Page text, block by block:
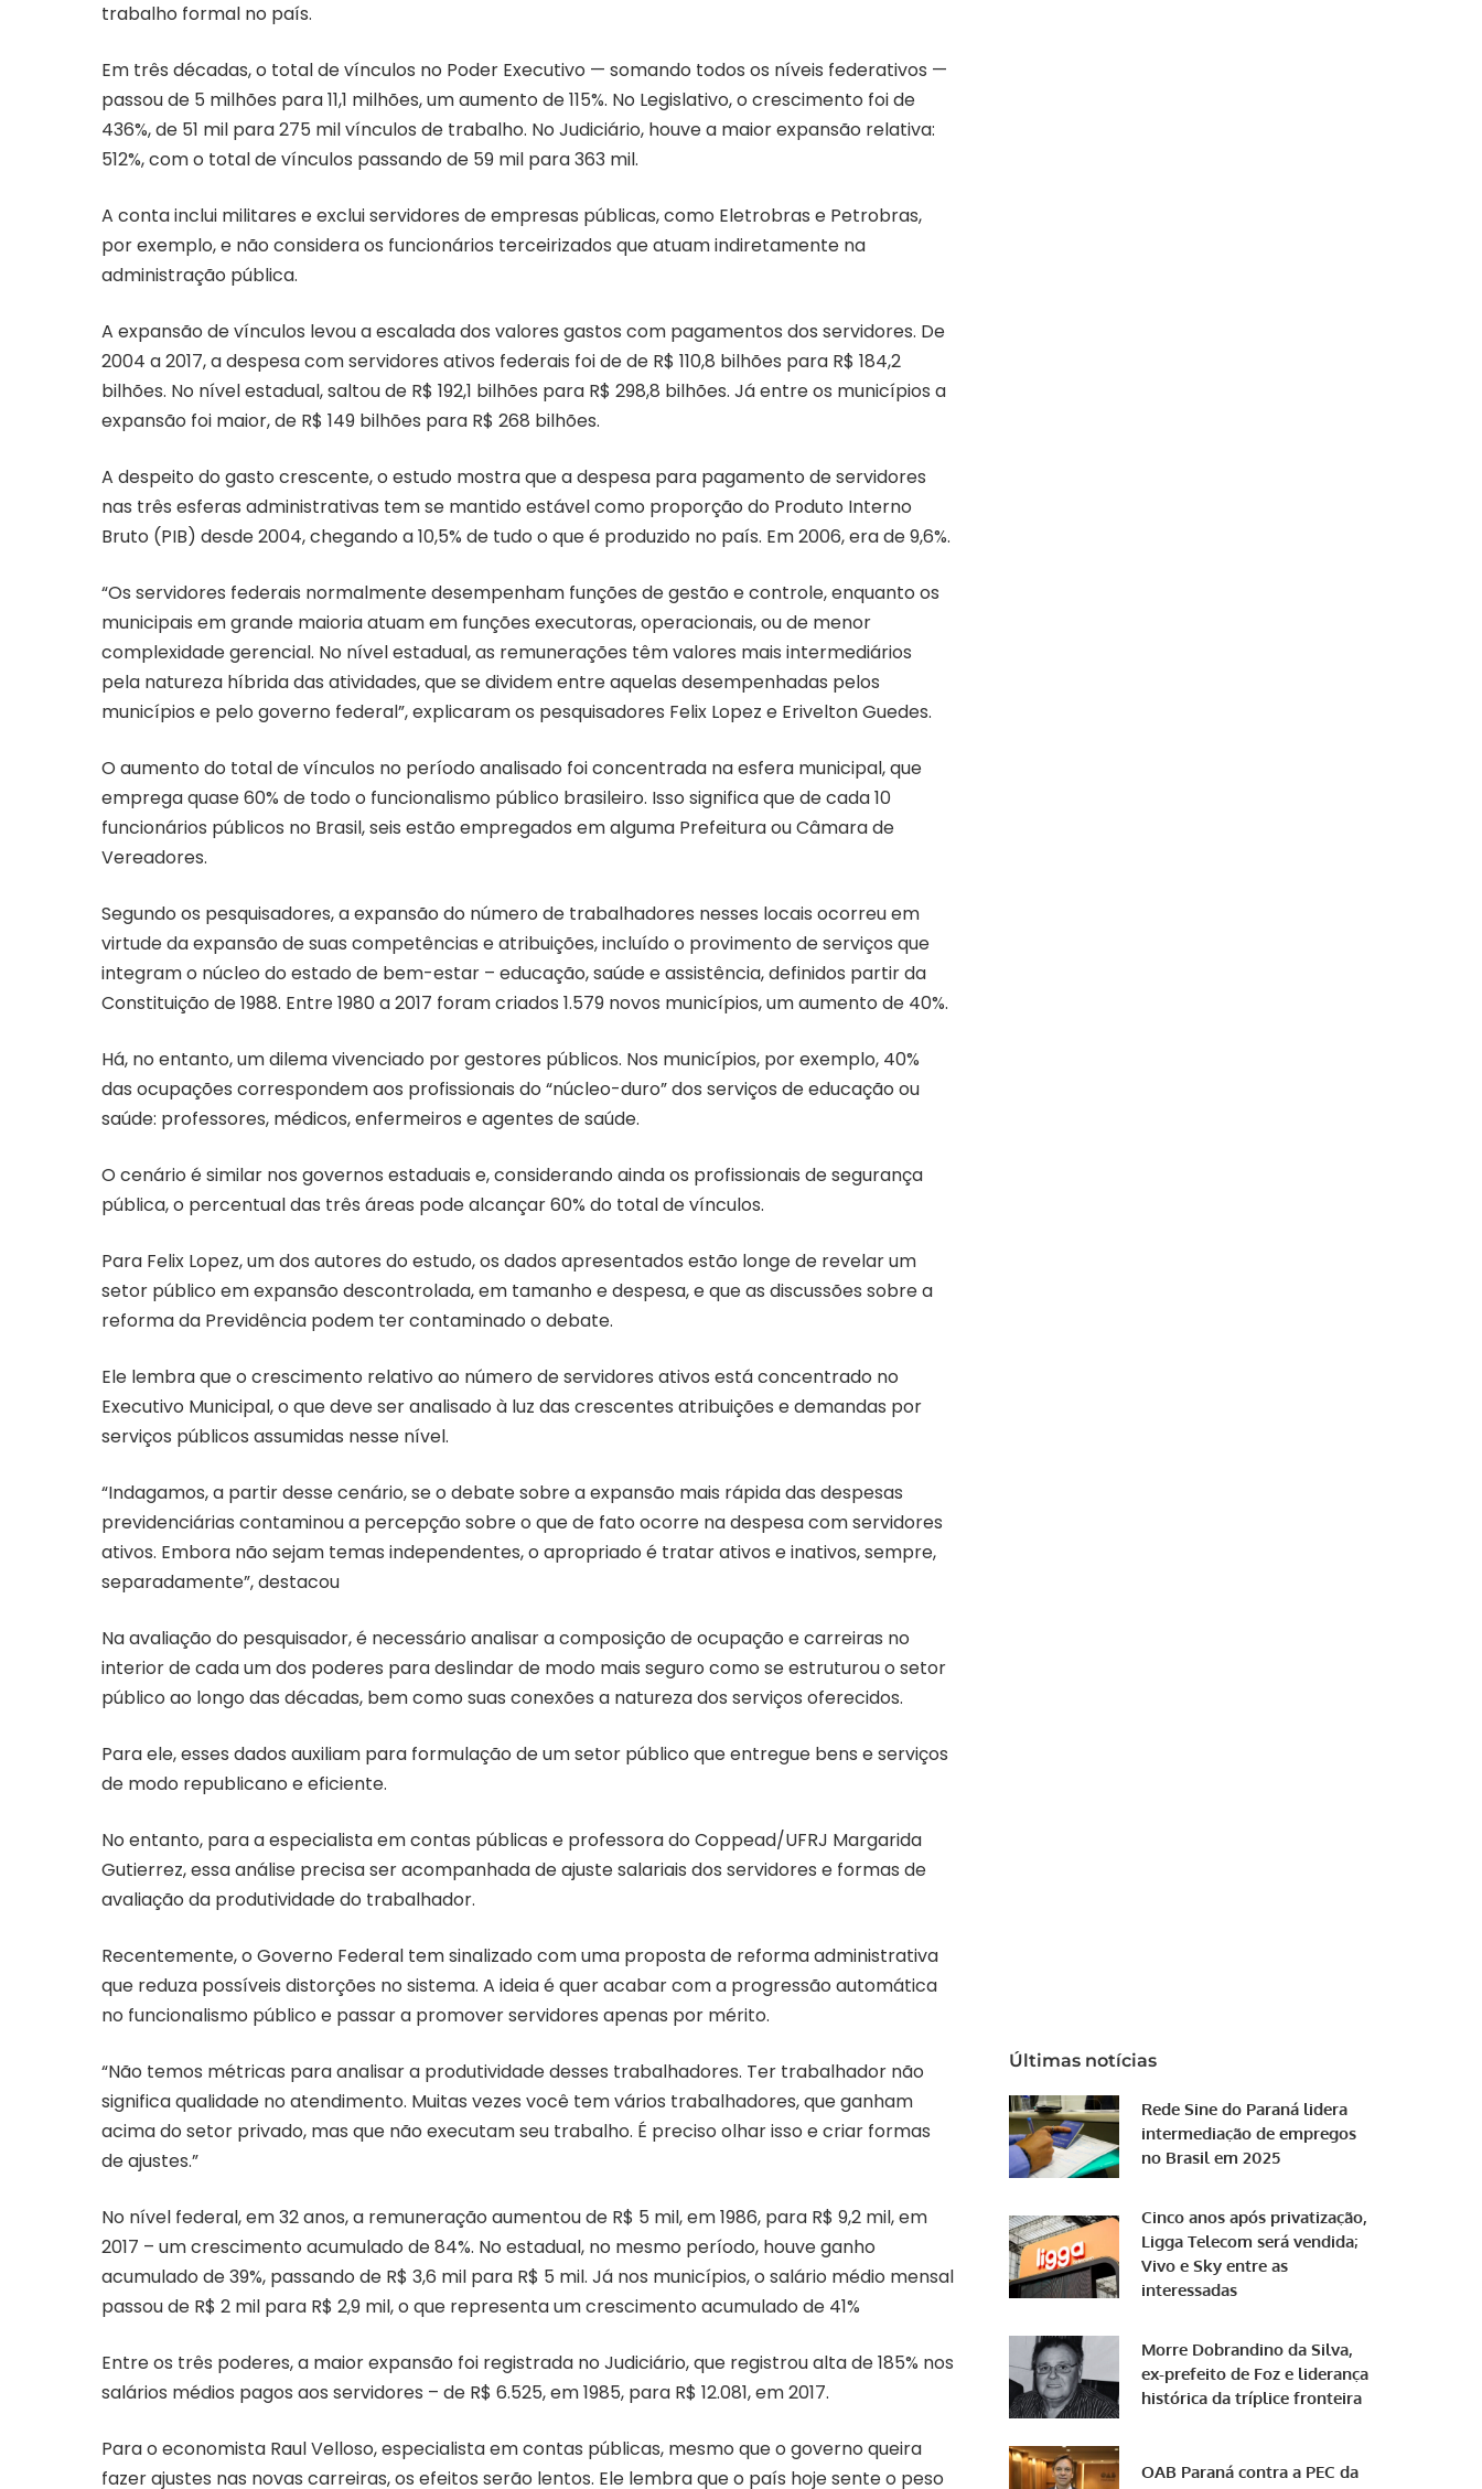
trabalho formal no país.
Em três décadas, o total de vínculos no Poder Executivo — somando todos os níveis federativos —
passou de 5 milhões para 11,1 milhões, um aumento de 115%. No Legislativo, o crescimento foi de
436%, de 51 mil para 275 mil vínculos de trabalho. No Judiciário, houve a maior expansão relativa:
512%, com o total de vínculos passando de 59 mil para 363 mil.
A conta inclui militares e exclui servidores de empresas públicas, como Eletrobras e Petrobras,
por exemplo, e não considera os funcionários terceirizados que atuam indiretamente na
administração pública.
A expansão de vínculos levou a escalada dos valores gastos com pagamentos dos servidores. De
2004 a 2017, a despesa com servidores ativos federais foi de de R$ 110,8 bilhões para R$ 184,2
bilhões. No nível estadual, saltou de R$ 192,1 bilhões para R$ 298,8 bilhões. Já entre os municípios a
expansão foi maior, de R$ 149 bilhões para R$ 268 bilhões.
A despeito do gasto crescente, o estudo mostra que a despesa para pagamento de servidores
nas três esferas administrativas tem se mantido estável como proporção do Produto Interno
Bruto (PIB) desde 2004, chegando a 10,5% de tudo o que é produzido no país. Em 2006, era de 9,6%.
“Os servidores federais normalmente desempenham funções de gestão e controle, enquanto os
municipais em grande maioria atuam em funções executoras, operacionais, ou de menor
complexidade gerencial. No nível estadual, as remunerações têm valores mais intermediários
pela natureza híbrida das atividades, que se dividem entre aquelas desempenhadas pelos
municípios e pelo governo federal”, explicaram os pesquisadores Felix Lopez e Erivelton Guedes.
O aumento do total de vínculos no período analisado foi concentrada na esfera municipal, que
emprega quase 60% de todo o funcionalismo público brasileiro. Isso significa que de cada 10
funcionários públicos no Brasil, seis estão empregados em alguma Prefeitura ou Câmara de
Vereadores.
Segundo os pesquisadores, a expansão do número de trabalhadores nesses locais ocorreu em
virtude da expansão de suas competências e atribuições, incluído o provimento de serviços que
integram o núcleo do estado de bem-estar – educação, saúde e assistência, definidos partir da
Constituição de 1988. Entre 1980 a 2017 foram criados 1.579 novos municípios, um aumento de 40%.
Há, no entanto, um dilema vivenciado por gestores públicos. Nos municípios, por exemplo, 40%
das ocupações correspondem aos profissionais do “núcleo-duro” dos serviços de educação ou
saúde: professores, médicos, enfermeiros e agentes de saúde.
O cenário é similar nos governos estaduais e, considerando ainda os profissionais de segurança
pública, o percentual das três áreas pode alcançar 60% do total de vínculos.
Para Felix Lopez, um dos autores do estudo, os dados apresentados estão longe de revelar um
setor público em expansão descontrolada, em tamanho e despesa, e que as discussões sobre a
reforma da Previdência podem ter contaminado o debate.
Ele lembra que o crescimento relativo ao número de servidores ativos está concentrado no
Executivo Municipal, o que deve ser analisado à luz das crescentes atribuições e demandas por
serviços públicos assumidas nesse nível.
“Indagamos, a partir desse cenário, se o debate sobre a expansão mais rápida das despesas
previdenciárias contaminou a percepção sobre o que de fato ocorre na despesa com servidores
ativos. Embora não sejam temas independentes, o apropriado é tratar ativos e inativos, sempre,
separadamente”, destacou
Na avaliação do pesquisador, é necessário analisar a composição de ocupação e carreiras no
interior de cada um dos poderes para deslindar de modo mais seguro como se estruturou o setor
público ao longo das décadas, bem como suas conexões a natureza dos serviços oferecidos.
Para ele, esses dados auxiliam para formulação de um setor público que entregue bens e serviços
de modo republicano e eficiente.
No entanto, para a especialista em contas públicas e professora do Coppead/UFRJ Margarida
Gutierrez, essa análise precisa ser acompanhada de ajuste salariais dos servidores e formas de
avaliação da produtividade do trabalhador.
Recentemente, o Governo Federal tem sinalizado com uma proposta de reforma administrativa
que reduza possíveis distorções no sistema. A ideia é quer acabar com a progressão automática
no funcionalismo público e passar a promover servidores apenas por mérito.
“Não temos métricas para analisar a produtividade desses trabalhadores. Ter trabalhador não
significa qualidade no atendimento. Muitas vezes você tem vários trabalhadores, que ganham
acima do setor privado, mas que não executam seu trabalho. É preciso olhar isso e criar formas
de ajustes.”
No nível federal, em 32 anos, a remuneração aumentou de R$ 5 mil, em 1986, para R$ 9,2 mil, em
2017 – um crescimento acumulado de 84%. No estadual, no mesmo período, houve ganho
acumulado de 39%, passando de R$ 3,6 mil para R$ 5 mil. Já nos municípios, o salário médio mensal
passou de R$ 2 mil para R$ 2,9 mil, o que representa um crescimento acumulado de 41%
Entre os três poderes, a maior expansão foi registrada no Judiciário, que registrou alta de 185% nos
salários médios pagos aos servidores – de R$ 6.525, em 1985, para R$ 12.081, em 2017.
Para o economista Raul Velloso, especialista em contas públicas, mesmo que o governo queira
fazer ajustes nas novas carreiras, os efeitos serão lentos. Ele lembra que o país hoje sente o peso
Últimas notícias
Rede Sine do Paraná lidera
intermediação de empregos
no Brasil em 2025
Cinco anos após privatização,
Ligga Telecom será vendida;
Vivo e Sky entre as
interessadas
Morre Dobrandino da Silva,
ex-prefeito de Foz e liderança
histórica da tríplice fronteira
OAB Paraná contra a PEC da